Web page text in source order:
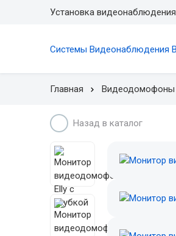
Установка видеонаблюдения
Системы Видеонаблюдения
Главная Видеодомофоны
Назад в каталог